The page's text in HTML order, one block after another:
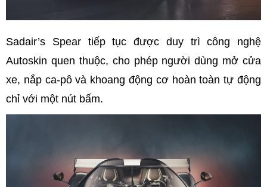
Sadair’s Spear tiếp tục được duy trì công nghệ
Autoskin quen thuộc, cho phép người dùng mở cửa
xe, nắp ca-pô và khoang động cơ hoàn toàn tự động
chỉ với một nút bấm.